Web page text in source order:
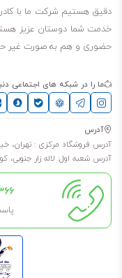
خدمت شما دوستان عزیز
حضوری و هم به صورت غیر
ما را در شبکه های اجتماعی
آدرس
آدرس فروشگاه مرکزی : تهران، خیابان سعدی
آدرس شعبه اول: لاله زار جنوبی،